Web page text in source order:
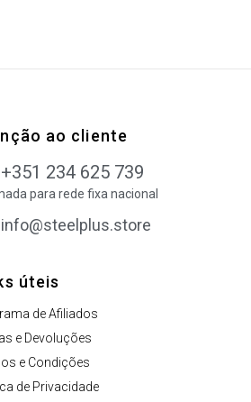
ao cliente
+351 234 625 739
para rede fixa nacional
info@steelplus.store
úteis
de Afiliados
e Devoluções
e Condições
de Privacidade